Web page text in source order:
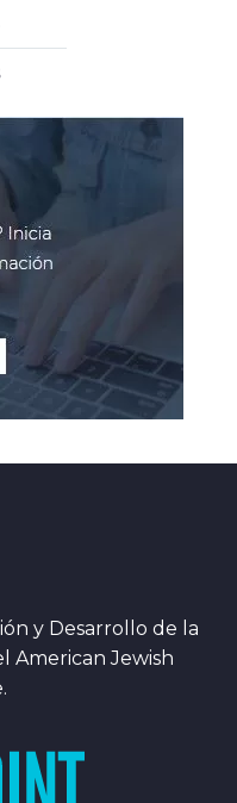
y Desarrollo de la
American Jewish